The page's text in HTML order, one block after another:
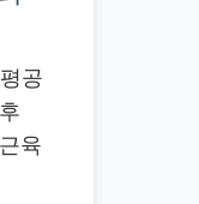
공
육